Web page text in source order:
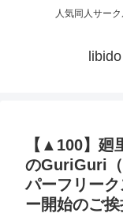
人気同人サー
【▲100】廻
のGuriGuri
パーフリー
ー開始のご